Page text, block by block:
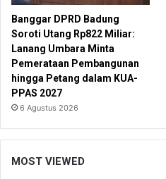
Banggar DPRD Badung
Soroti Utang Rp822 Miliar:
Lanang Umbara Minta
Pemerataan Pembangunan
hingga Petang dalam KUA-
PPAS 2027
6 Agustus 2026
MOST VIEWED